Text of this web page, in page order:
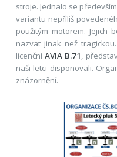
stroje. Jednalo se
variantu nepříliš
použitým motorem. Jejich
nazvat jinak než
licenčníAVIA B.71
,
naši letci disponovali.
znázornění.